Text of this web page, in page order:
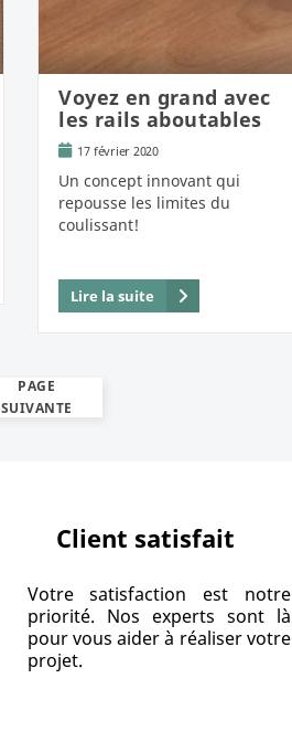
Voyez en grand avec
les rails aboutables
17 février 2020
Un concept innovant qui
repousse les limites du
coulissant!
Lire la suite
PAGE
SUIVANTE
Client satisfait
Votre satisfaction est notre
priorité. Nos experts sont là
pour vous aider à réaliser votre
projet.